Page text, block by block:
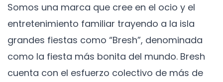
Somos una marca que cree en el ocio y el
entretenimiento familiar trayendo a la isla
grandes fiestas como “Bresh”, denominada
como la fiesta más bonita del mundo. Bresh
cuenta con el esfuerzo colectivo de más de